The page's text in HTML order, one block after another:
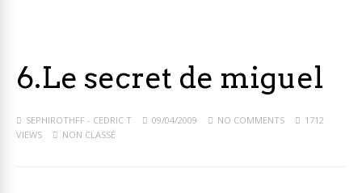
6.Le secret de miguel
SEPHIROTHFF - CEDRIC T 09/04/2009 NO COMMENTS
1712
VIEWS
NON CLASSÉ